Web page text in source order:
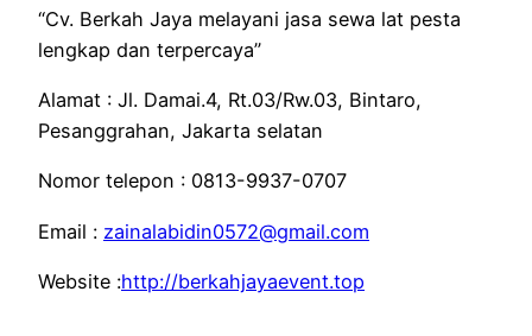
“Cv. Berkah Jaya melayani jasa sewa lat pesta
lengkap dan terpercaya”
Alamat : Jl. Damai.4, Rt.03/Rw.03, Bintaro,
Pesanggrahan, Jakarta selatan
Nomor telepon : 0813-9937-0707
Email : zainalabidin0572@gmail.com
Website :http://berkahjayaevent.top